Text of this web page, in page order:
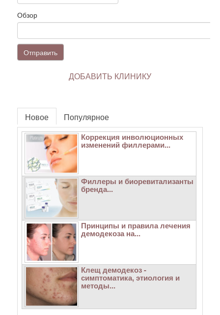
Обзор
Отправить
ДОБАВИТЬ КЛИНИКУ
Новое Популярное
Коррекция инволюционных
изменений филлерами...
Филлеры и биоревитализанты
бренда...
Принципы и правила лечения
демодекоза на...
Клещ демодекоз -
симптоматика, этиология и
методы...